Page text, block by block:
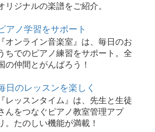
リジナルの楽譜をご紹介。
アノ学習をサポート
『オンライン音楽室』は、毎日のお
ちでのピアノ練習をサポート。全
の仲間とがんばろう！
日のレッスンを楽しく
『レッスンタイム』は、先生と生徒
んをつなぐピアノ教室管理アプ
。たのしい機能が満載！